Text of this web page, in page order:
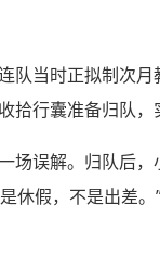
队当时正拟制次
行囊准备归队，
场误解。归队后
休假，不是出差